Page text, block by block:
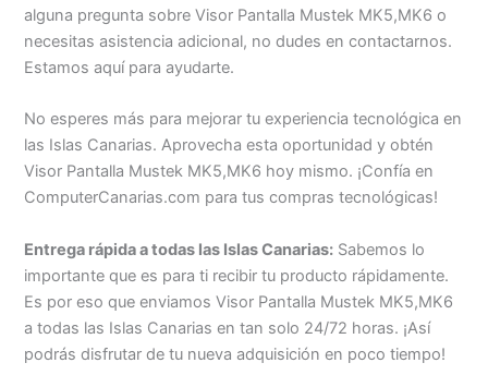
alguna pregunta sobre Visor Pantalla Mustek MK5,MK6 o
necesitas asistencia adicional, no dudes en contactarnos.
Estamos aquí para ayudarte.
No esperes más para mejorar tu experiencia tecnológica en
las Islas Canarias. Aprovecha esta oportunidad y obtén
Visor Pantalla Mustek MK5,MK6 hoy mismo. ¡Confía en
ComputerCanarias.com para tus compras tecnológicas!
Entrega rápida a todas las Islas Canarias: Sabemos lo
importante que es para ti recibir tu producto rápidamente.
Es por eso que enviamos Visor Pantalla Mustek MK5,MK6
a todas las Islas Canarias en tan solo 24/72 horas. ¡Así
podrás disfrutar de tu nueva adquisición en poco tiempo!